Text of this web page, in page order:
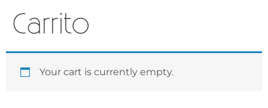
Carrito
Your cart is currently empty.